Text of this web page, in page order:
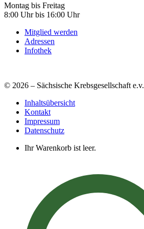
Montag bis Freitag
8:00 Uhr bis 16:00 Uhr
Mitglied werden
Adressen
Infothek
© 2026 – Sächsische Krebsgesellschaft e.v.
Inhaltsübersicht
Kontakt
Impressum
Datenschutz
Ihr Warenkorb ist leer.